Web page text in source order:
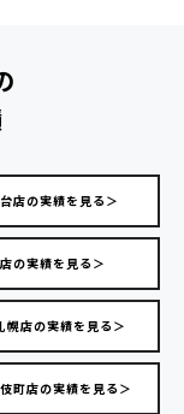
店の実績を見る＞
の実績を見る＞
幌店の実績を見る＞
町店の実績を見る＞